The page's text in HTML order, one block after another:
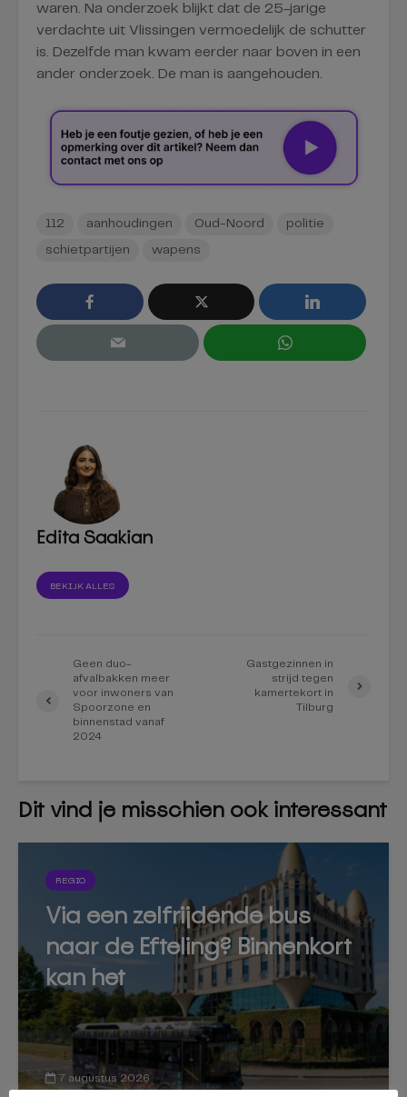
waren. Na onderzoek blijkt dat de 25-jarige
verdachte uit Vlissingen vermoedelijk de schutter
is. Dezelfde man kwam eerder naar boven in een
ander onderzoek. De man is aangehouden.
112 aanhoudingen Oud-Noord politie
schietpartijen wapens
Edita Saakian
BEKIJK ALLES
Geen duo-
afvalbakken meer
voor inwoners van
Spoorzone en
binnenstad vanaf
2024
Gastgezinnen in
strijd tegen
kamertekort in
Tilburg
Dit vind je misschien ook interessant
REGIO
Via een zelfrijdende bus
naar de Efteling? Binnenkort
kan het
7 augustus 2026